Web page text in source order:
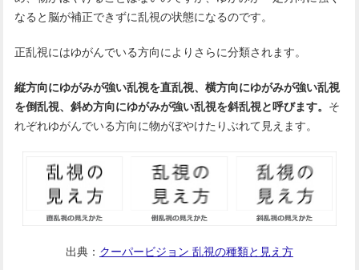
なると脳が補正できずに乱視の状態になるのです。
正乱視にはゆがんでいる方向によりさらに分類されます。
縦方向にゆがみが強い乱視を直乱視、横方向にゆがみが強い乱視
を倒乱視、斜め方向にゆがみが強い乱視を斜乱視と呼びます。 そ
れぞれゆがんでいる方向に物がぼやけたりぶれて見えます。
出典： クーパービジョン 乱視の種類と見え方